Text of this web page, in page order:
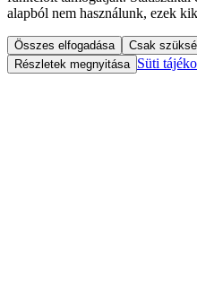
alapból nem használunk, ezek
Összes elfogadása Csak
Részletek megnyitása Süti